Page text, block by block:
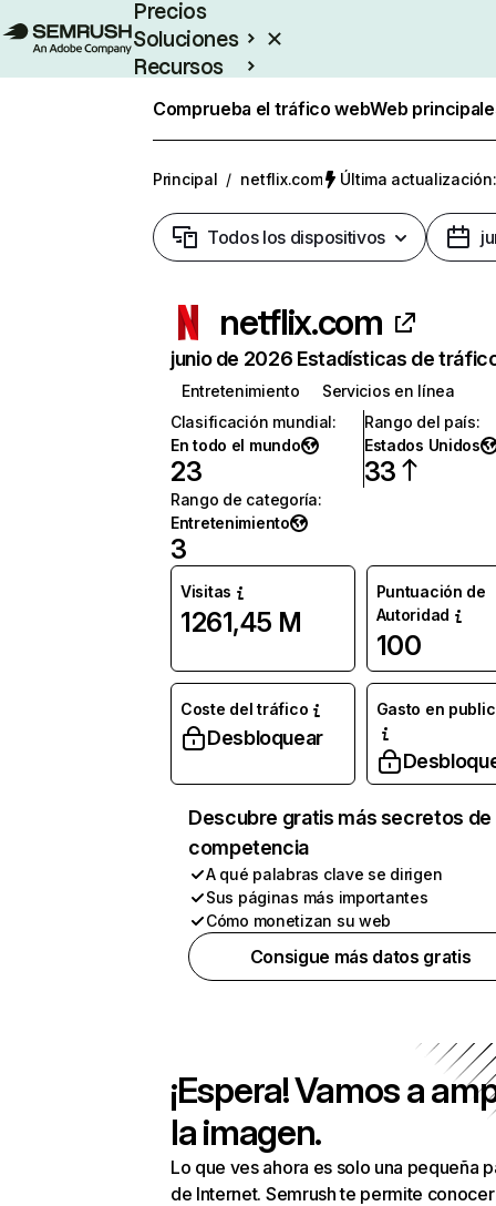
Precios
Soluciones
Recursos
Comprueba el tráfico webWeb
Principal / netflix.com Última
Todos los dispositivos
netflix.com
junio de 2026 Estadísticas de
Entretenimiento
Servicios en línea
Clasificación mundial:
En todo el mundo
23
Rango del país:
Estados Unidos
33
Rango de categoría:
Entretenimiento
3
Visitas
1261,45 M
Puntuación de
Autoridad
100
Coste del tráfico
Desbloquear
Gasto en
Descubre gratis más secretos de
competencia
A qué palabras clave se dirigen
Sus páginas más importantes
Cómo monetizan su web
Consigue más datos gratis
¡Espera! Vamos a
la imagen.
Lo que ves ahora es solo una pequeña
de Internet. Semrush te permite